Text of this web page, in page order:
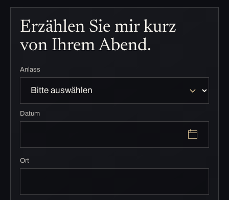
Erzählen Sie mir kurz
von Ihrem Abend.
Anlass
Datum
Ort